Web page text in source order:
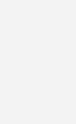
und Energie: Dann